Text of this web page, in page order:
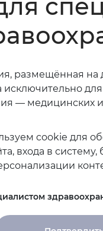
размещённая на
исключительно
— медицинских
cookie для
входа в систему,